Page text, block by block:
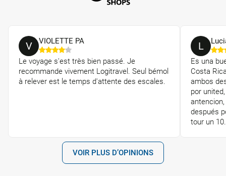
V VIOLETTE PA
Le voyage s'est très bien passé. Je
recommande vivement Logitravel. Seul bémol
à relever est le temps d'attente des escales.
L
Es una
Costa
ambos
por
después
tour un
VOIR PLUS D’OPINIONS